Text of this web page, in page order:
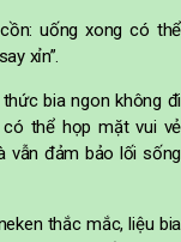
uống xong có thể
xỉn”.
bia ngon không đi
thể họp mặt vui vẻ
vẫn đảm bảo lối sống
thắc mắc, liệu bia